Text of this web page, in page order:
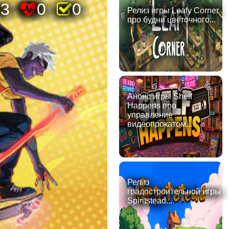
0 0
Релиз игры Leafy Corner
про будни цветочного...
Анонс игры Shelf
Happens про
управление
видеопрокатом...
Релиз
градостроительной игры
Spiritstead...